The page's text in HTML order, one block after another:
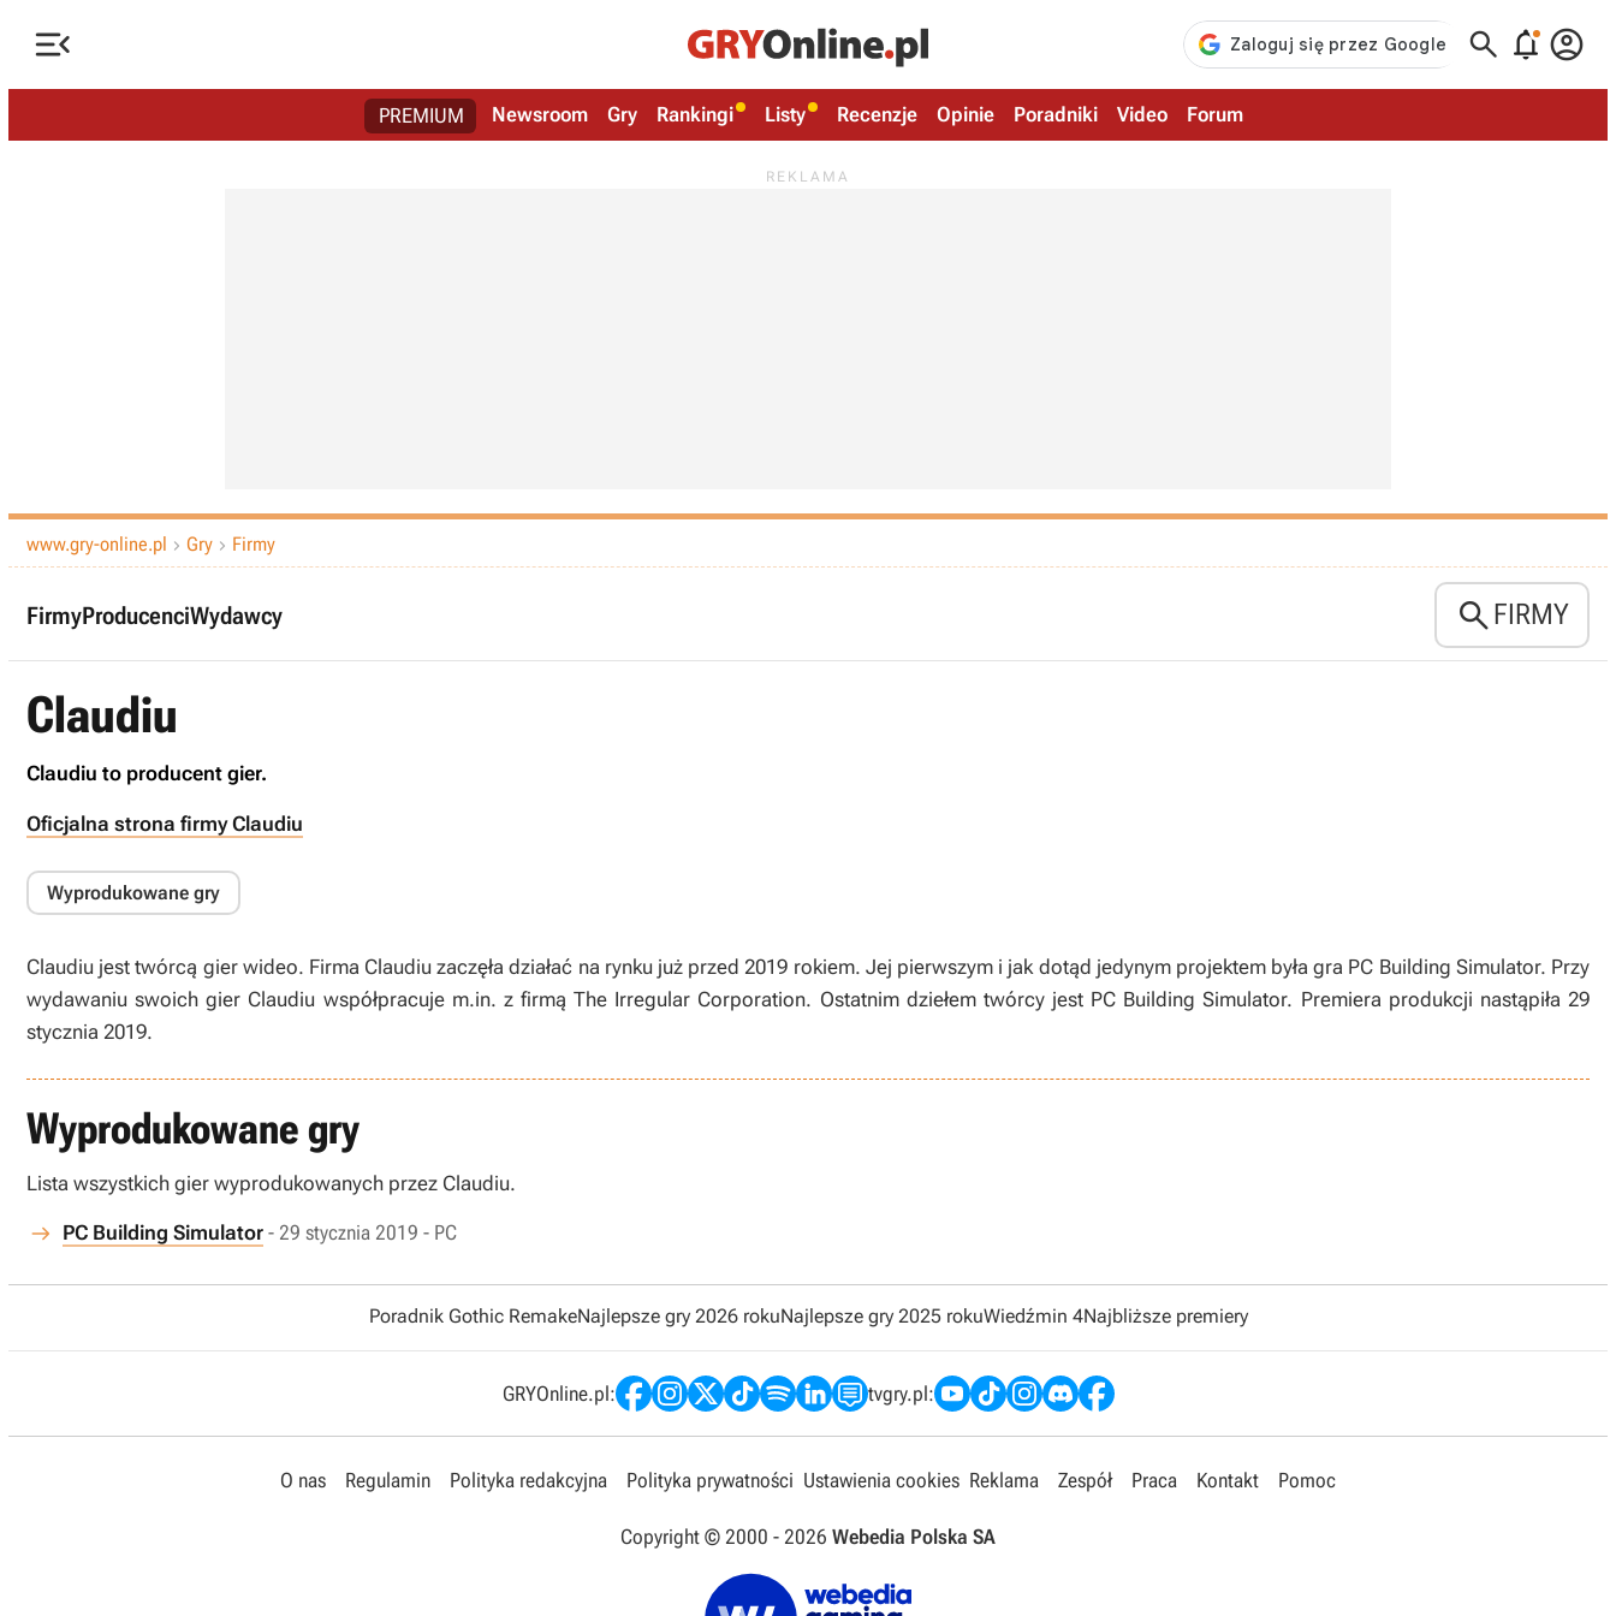
   
PREMIUM Newsroom Gry Rankingi Listy Recenzje Opinie Poradniki Video Forum
www.gry-online.pl  Gry  Firmy
FirmyProducenciWydawcy FIRMY
Claudiu
Claudiu to producent gier.
Oficjalna strona firmy Claudiu
Wyprodukowane gry
Claudiu jest twórcą gier wideo. Firma Claudiu zaczęła działać na rynku już przed 2019 rokiem. Jej pierwszym i jak dotąd jedynym projektem była gra PC Building Simulator. Przy
wydawaniu swoich gier Claudiu współpracuje m.in. z firmą The Irregular Corporation. Ostatnim dziełem twórcy jest PC Building Simulator. Premiera produkcji nastąpiła 29
stycznia 2019.
Wyprodukowane gry
Lista wszystkich gier wyprodukowanych przez Claudiu.
PC Building Simulator - 29 stycznia 2019 - PC
Poradnik Gothic RemakeNajlepsze gry 2026 rokuNajlepsze gry 2025 rokuWiedźmin 4Najbliższe premiery
GRYOnline.pl: tvgry.pl:
O nas Regulamin Polityka redakcyjna Polityka prywatności Ustawienia cookies Reklama Zespół Praca Kontakt Pomoc
Copyright © 2000 - 2026 Webedia Polska SA